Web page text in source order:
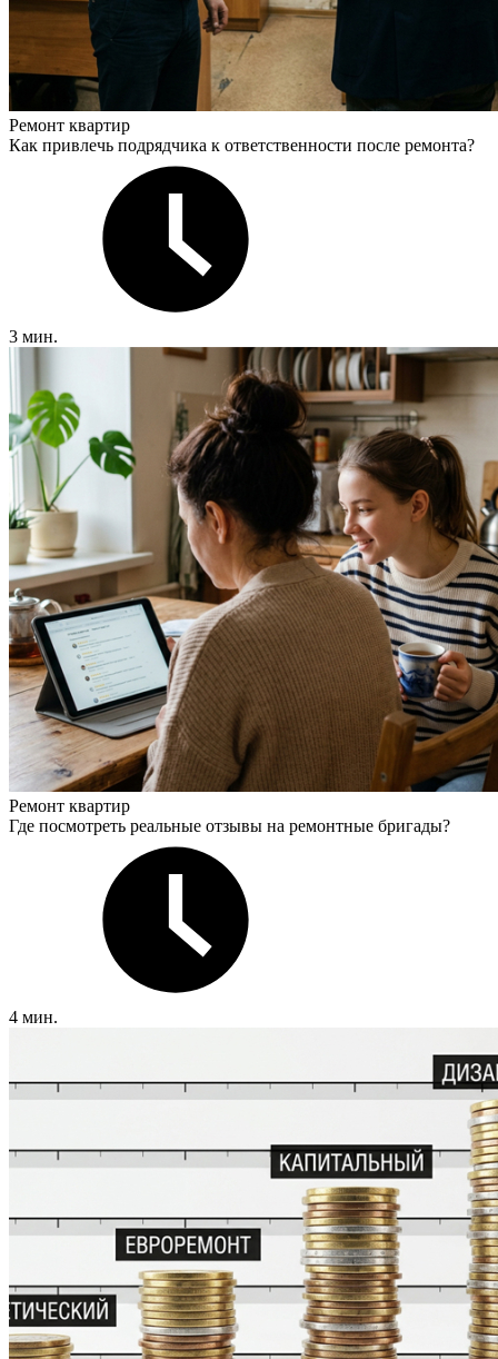
Ремонт квартир
Как привлечь подрядчика к ответственности после ремонта?
3 мин.
Ремонт квартир
Где посмотреть реальные отзывы на ремонтные бригады?
4 мин.